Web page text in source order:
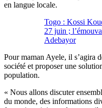
en langue locale.
Togo : Kossi
27 juin ;
Adebayor
Pour maman Ayele, il s’agira
société et proposer une
population.
« Nous allons discuter
du monde, des informations